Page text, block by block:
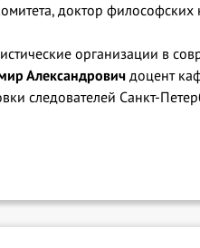
доктор философских
организации в
Александрович доцент
следователей Санкт-